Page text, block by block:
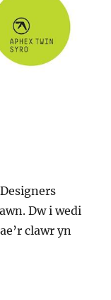
Dw i wedi
clawr yn